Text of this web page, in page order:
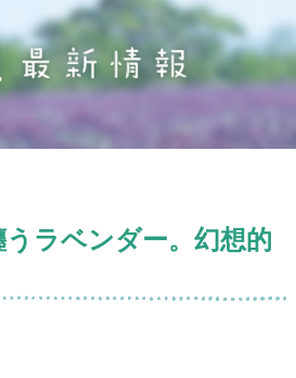
ラベンダー。幻想的